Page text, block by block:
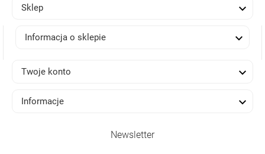
Sklep 
Informacja o sklepie 
Twoje konto 
Informacje 
Newsletter